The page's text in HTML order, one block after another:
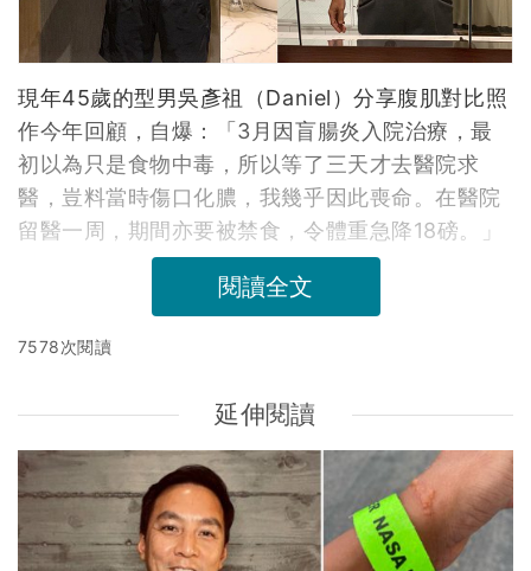
現年45歲的型男吳彥祖（Daniel）分享腹肌對比照
作今年回顧，自爆：「3月因盲腸炎入院治療，最
初以為只是食物中毒，所以等了三天才去醫院求
醫，豈料當時傷口化膿，我幾乎因此喪命。在醫院
留醫一周，期間亦要被禁食，令體重急降18磅。」
閱讀全文
7578次閱讀
延伸閱讀